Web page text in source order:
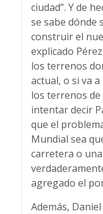
ciudad”. Y de
se sabe dónde
construir el
explicado
los terrenos
actual, o si va
los terrenos de
intentar decir
que el
Mundial sea
carretera o
agregado el
Además,